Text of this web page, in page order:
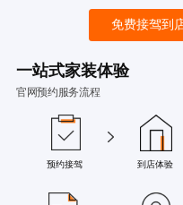
免费接驾到
一站式家装体验
官网预约服务流程
预约接驾 到店体验